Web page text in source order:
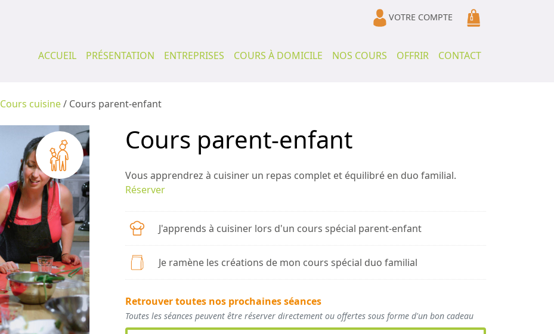
ACCUEIL PRÉSENTATION ENTREPRISES COURS À DOMICILE NOS COURS OFFRIR CONTACT
VOTRE COMPTE
Cours cuisine/ Cours parent-enfant
Cours parent-enfant
Vous apprendrez à cuisiner un repas complet et équilibré en duo familial.
Réserver
J'apprends à cuisiner lors d'un cours spécial parent-enfant
Je ramène les créations de mon cours spécial duo familial
Retrouver toutes nos prochaines séances
Toutes les séances peuvent être réserver directement ou offertes sous forme d'un bon cadeau